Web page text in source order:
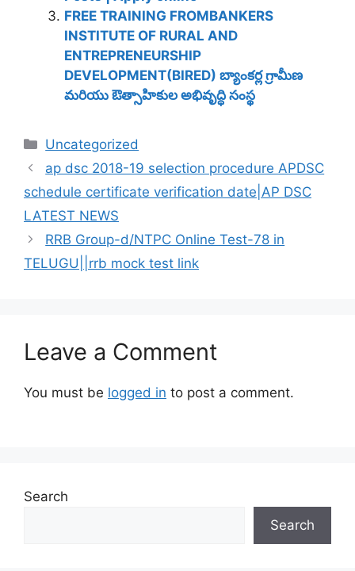
FREE TRAINING FROMBANKERS
INSTITUTE OF RURAL AND
ENTREPRENEURSHIP
DEVELOPMENT(BIRED) బ్యాంకర్ల గ్రామీణ
మరియు ఔత్సాహికుల అభివృద్ధి సంస్థ
Categories
Uncategorized
ap dsc 2018-19 selection procedure APDSC
schedule certificate verification date|AP DSC
LATEST NEWS
RRB Group-d/NTPC Online Test-78 in
TELUGU||rrb mock test link
Leave a Comment
You must be logged in to post a comment.
Search
Search